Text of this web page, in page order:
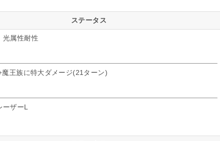
ステータス
光属性耐性
魔王族に特大ダメージ(21ターン)
ザーL